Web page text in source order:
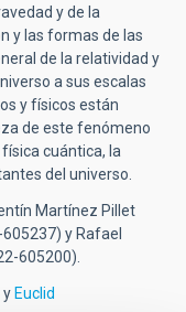
y de la
y las formas de las
de la relatividad y
a sus escalas
y físicos están
de este fenómeno
cuántica, la
del universo.
Martínez Pillet
y Rafael
605200).
y Euclid